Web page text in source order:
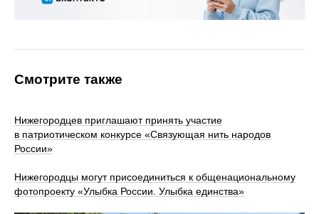
Смотрите также
Нижегородцев приглашают принять участие
в патриотическом конкурсе «Связующая нить народов
России»
Нижегородцы могут присоединиться к общенациональному
фотопроекту «Улыбка России. Улыбка единства»